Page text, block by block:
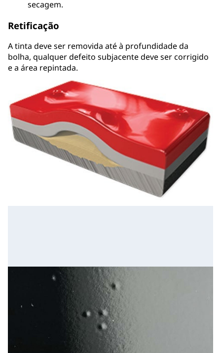
secagem.
Retificação
A tinta deve ser removida até à profundidade da
bolha, qualquer defeito subjacente deve ser corrigido
e a área repintada.